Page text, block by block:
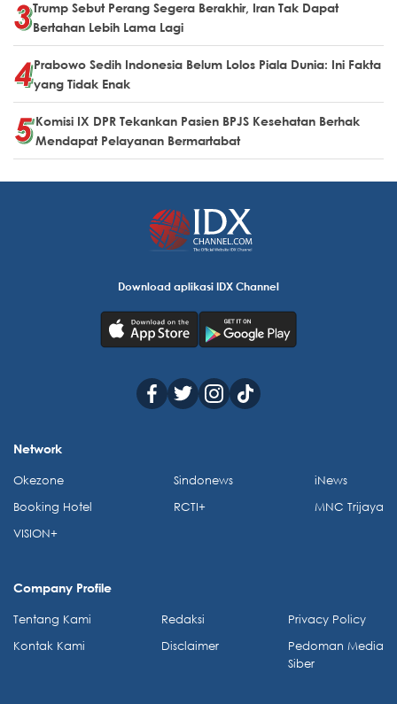
Trump Sebut Perang Segera Berakhir, Iran Tak Dapat
Bertahan Lebih Lama Lagi
Prabowo Sedih Indonesia Belum Lolos Piala Dunia: Ini Fakta
yang Tidak Enak
Komisi IX DPR Tekankan Pasien BPJS Kesehatan Berhak
Mendapat Pelayanan Bermartabat
Download aplikasi IDX Channel
Network
Okezone
Booking Hotel
VISION+
Sindonews
RCTI+
iNews
MNC Trijaya
Company Profile
Tentang Kami
Kontak Kami
Redaksi
Disclaimer
Privacy Policy
Pedoman Media
Siber